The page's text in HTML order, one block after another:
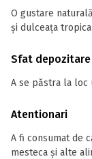
O gustare
și dulceața
Sfat
A se păstra la loc
Atentionari
A fi consumat de
mesteca și alte